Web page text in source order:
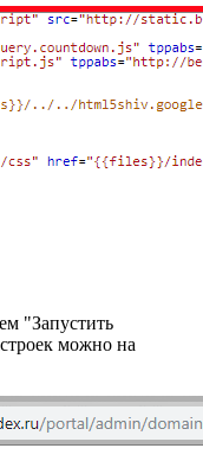
"Запустить
можно на